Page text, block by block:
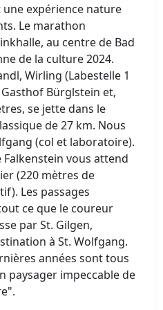
expérience nature
Le marathon
au centre de Bad
de la culture 2024.
Wirling (Labestelle 1
Gasthof Bürglstein et,
se jette dans le
de 27 km. Nous
(col et laboratoire).
Falkenstein vous attend
(220 mètres de
Les passages
ce que le coureur
par St. Gilgen,
à St. Wolfgang.
années sont tous
paysager impeccable de